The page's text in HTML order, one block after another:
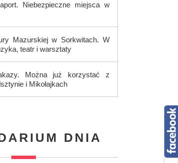
Niebezpieczne miejsca w
Mazurskiej w Sorkwitach. W
teatr i warsztaty
Można już korzystać z
i Mikołajkach
DNIA